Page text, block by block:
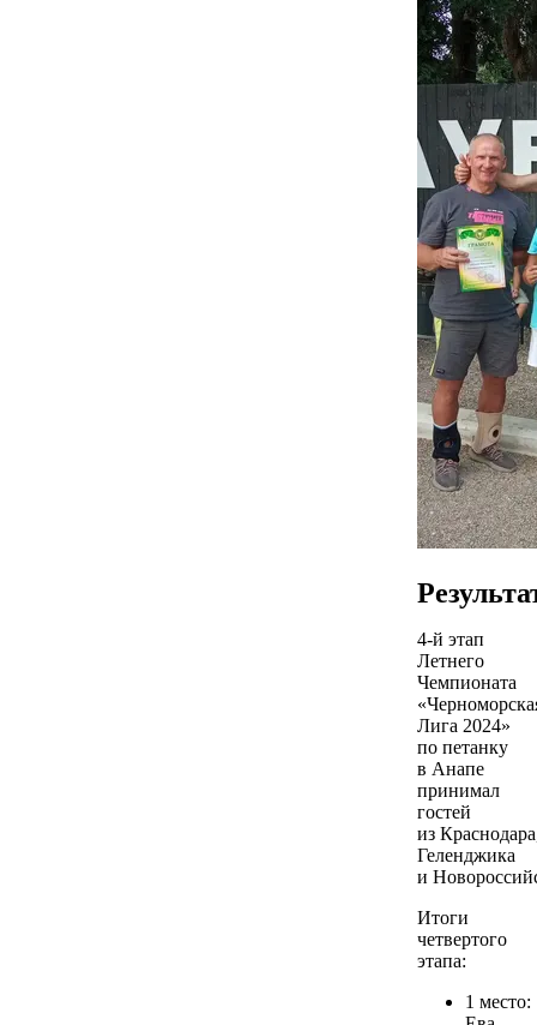
4-й этап
Летнего
Чемпионата
Лига 2024»
по петанку
в Анапе
принимал
гостей
из
Геленджика
и
Итоги
четвертого
этапа:
1 место: